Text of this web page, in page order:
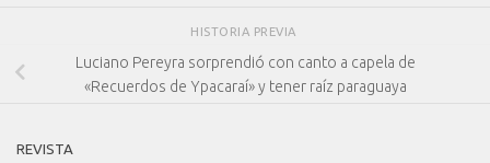
HISTORIA PREVIA
Luciano Pereyra sorprendió con canto a capela de
«Recuerdos de Ypacaraí» y tener raíz paraguaya
REVISTA